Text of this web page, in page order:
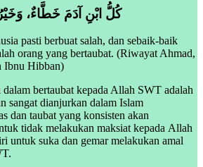
كُلُّ ابْنِ آدَمَ خَطَّاءٌ،
pasti berbuat salah, dan sebaik-baik
orang yang bertaubat. (Riwayat Ahmad,
Ibnu Hibban)
dalam bertaubat kepada Allah SWT adalah
sangat dianjurkan dalam Islam
dan taubat yang konsisten akan
tidak melakukan maksiat kepada Allah
untuk suka dan gemar melakukan amal